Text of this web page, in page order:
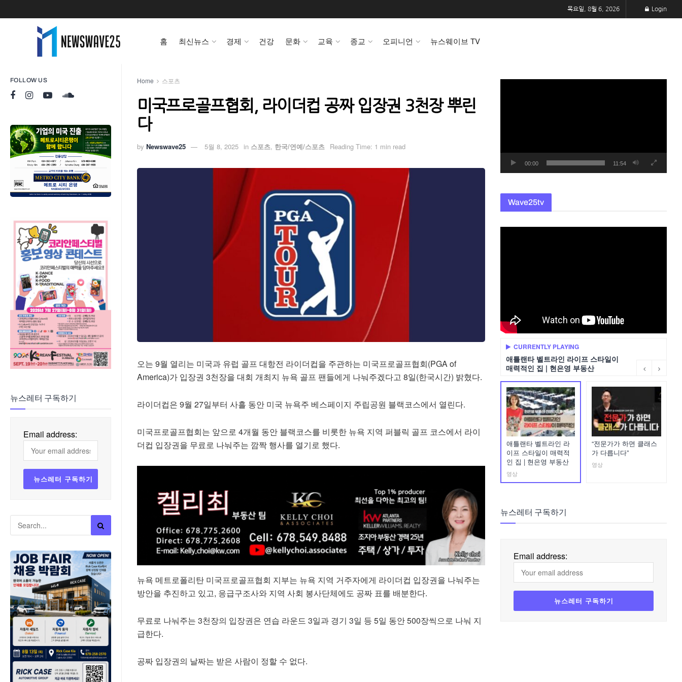
FOLLOW US
뉴스레터 구독하기
Email address:
목요일, 8월 6, 2026 Login
홈 최신뉴스 경제 건강 문화 교육 종교 오피니언 뉴스웨이브 TV
Home 스포츠
미국프로골프협회, 라이더컵 공짜 입장권 3천장 뿌린
다
by Newswave25 5월 8, 2025 in 스포츠, 한국/연예/스포츠 Reading Time: 1 min read
오는 9월 열리는 미국과 유럽 골프 대항전 라이더컵을 주관하는 미국프로골프협회(PGA of
America)가 입장권 3천장을 대회 개최지 뉴욕 골프 팬들에게 나눠주겠다고 8일(한국시간) 밝혔다.
라이더컵은 9월 27일부터 사흘 동안 미국 뉴욕주 베스페이지 주립공원 블랙코스에서 열린다.
미국프로골프협회는 앞으로 4개월 동안 블랙코스를 비롯한 뉴욕 지역 퍼블릭 골프 코스에서 라이
더컵 입장권을 무료로 나눠주는 깜짝 행사를 열기로 했다.
뉴욕 메트로폴리탄 미국프로골프협회 지부는 뉴욕 지역 거주자에게 라이더컵 입장권을 나눠주는
방안을 추진하고 있고, 응급구조사와 지역 사회 봉사단체에도 공짜 표를 배분한다.
무료로 나눠주는 3천장의 입장권은 연습 라운드 3일과 경기 3일 등 5일 동안 500장씩으로 나눠 지
급한다.
공짜 입장권의 날짜는 받은 사람이 정할 수 없다.
00:00 11:54
Wave25tv
CURRENTLY PLAYING
애틀랜타 벨트라인 라이프 스타일이
매력적인 집 | 현은영 부동산
애틀랜타 벨트라인 라
이프 스타일이 매력적
인 집 | 현은영 부동산
영상
“전문가가 하면 클래스
가 다릅니다”
영상
뉴스레터 구독하기
Email address: